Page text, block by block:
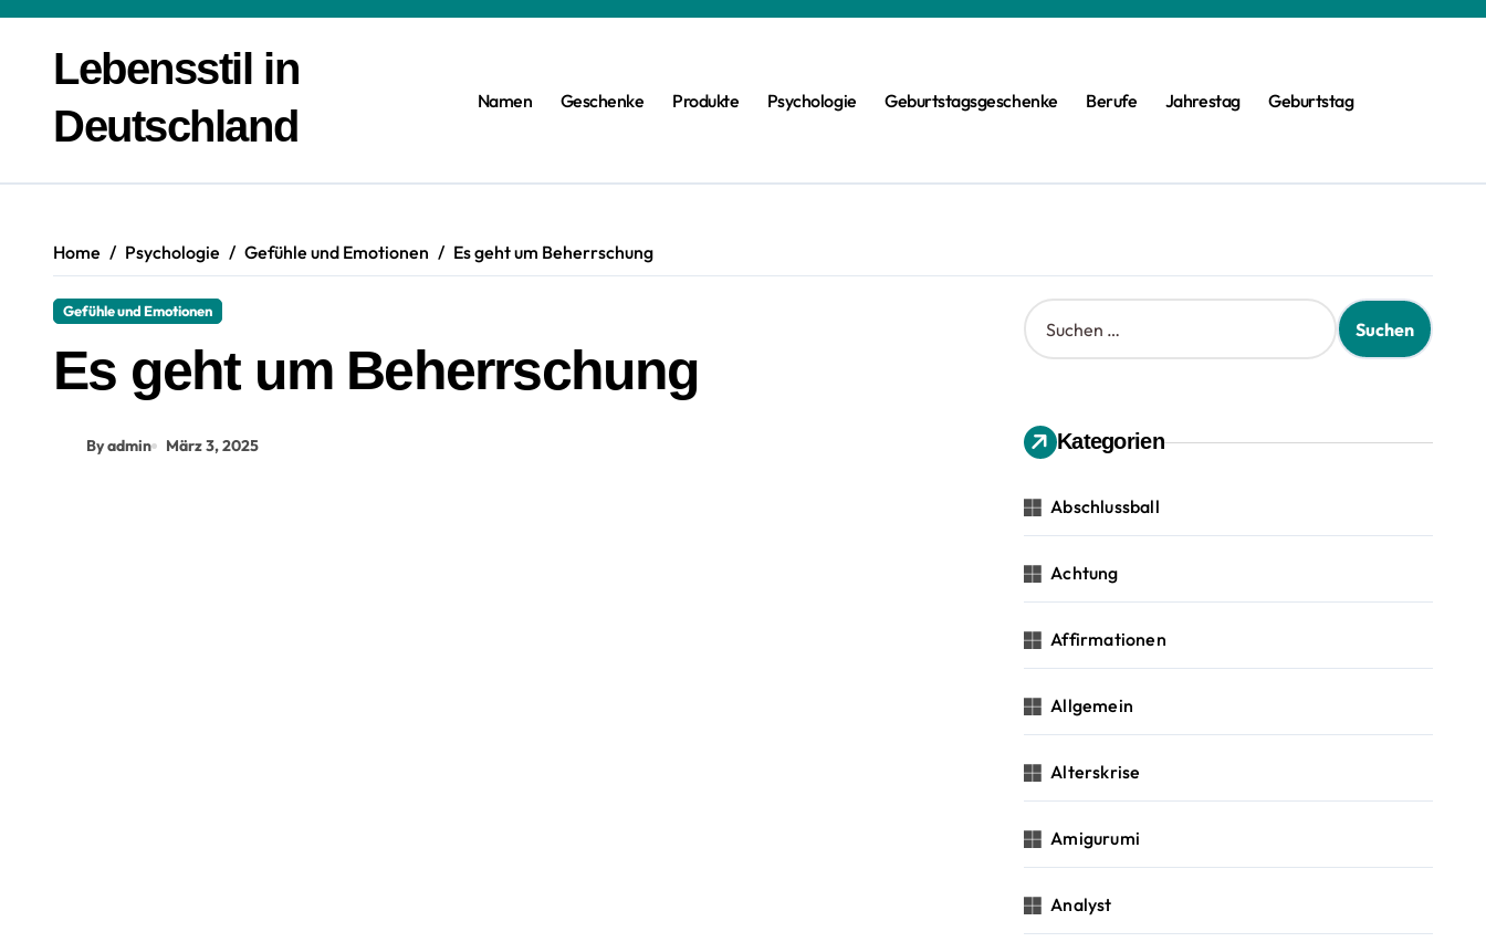
springenLebensstil in
Deutschland
Namen Geschenke Produkte Psychologie Geburtstagsgeschenke Berufe Jahrestag Geburtstag
Home Psychologie Gefühle und Emotionen Es geht um Beherrschung
Gefühle und Emotionen
Es geht um Beherrschung
By admin März 3, 2025
S
u
n
n
c
Kategorien
Abschlussball
Achtung
Affirmationen
Allgemein
Alterskrise
Amigurumi
Analyst